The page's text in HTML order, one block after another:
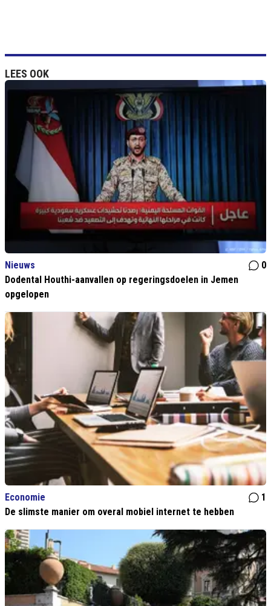
LEES OOK
Nieuws
0
Dodental Houthi-aanvallen op regeringsdoelen in Jemen
opgelopen
Economie
1
De slimste manier om overal mobiel internet te hebben